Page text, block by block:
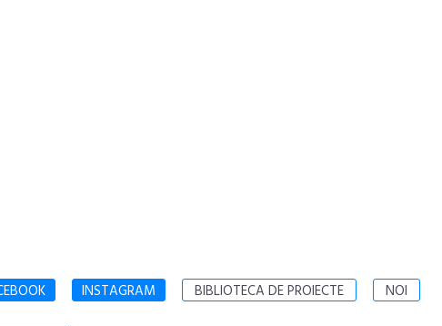
INSTAGRAM BIBLIOTECA DE PROIECTE NOI